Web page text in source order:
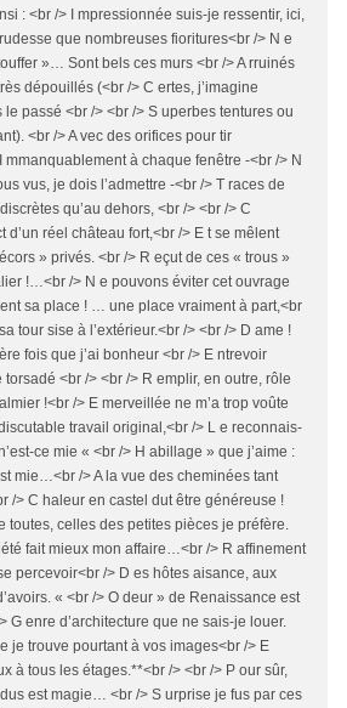
: <br /> I mpressionnée suis-je ressentir, ici,
que nombreuses fioritures<br /> N e
»… Sont bels ces murs <br /> A rruinés
dépouillés (<br /> C ertes, j’imagine
le passé <br /> <br /> S uperbes tentures ou
<br /> A vec des orifices pour tir
mmanquablement à chaque fenêtre -<br /> N
vus, je dois l’admettre -<br /> T races de
qu’au dehors, <br /> <br /> C
d’un réel château fort,<br /> E t se mêlent
» privés. <br /> R eçut de ces « trous »
!…<br /> N e pouvons éviter cet ouvrage
sa place ! … une place vraiment à part,<br
tour sise à l’extérieur.<br /> <br /> D ame !
fois que j’ai bonheur <br /> E ntrevoir
<br /> <br /> R emplir, en outre, rôle
!<br /> E merveillée ne m’a trop voûte
travail original,<br /> L e reconnais-
ce mie « <br /> H abillage » que j’aime :
mie…<br /> A la vue des cheminées tant
/> C haleur en castel dut être généreuse !
toutes, celles des petites pièces je préfère.
fait mieux mon affaire…<br /> R affinement
percevoir<br /> D es hôtes aisance, aux
« <br /> O deur » de Renaissance est
G enre d’architecture que ne sais-je louer.
je trouve pourtant à vos images<br /> E
à tous les étages.**<br /> <br /> P our sûr,
est magie… <br /> S urprise je fus par ces